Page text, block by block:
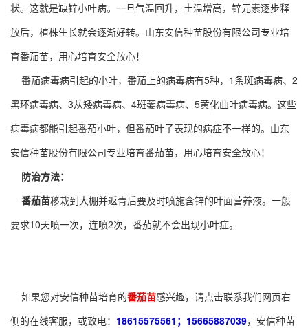
状。这就是缺锌小叶病。一旦气温回升，土温增高，锌元素逐步释
放后，植株生长就会逐渐好转。山东安信种苗股份有限公司专业培
育番茄苗，用心培育安全放心！
番茄病毒病引起的小叶，番茄上的病毒病有5种，1条斑病毒病、2
黑环病毒病、3从矮病毒病、4斑萎病毒病、5黄化曲叶病毒病。这些
病毒病都能引起番茄小叶，但番茄叶子表现的病症不一样的。山东
安信种苗股份有限公司专业培育番茄苗，用心培育安全放心！
防治方法：
番茄苗移栽到大棚并返青后要及时喷施含锌的叶面营养液。一般
要求10天喷一次，连喷2次，番茄就不会出现小叶症。
如果您对安信种苗培育的番茄苗感兴趣，请点击联系我们网页右
侧的在线客服，或致电： 18615575561；15665887039，安信种苗